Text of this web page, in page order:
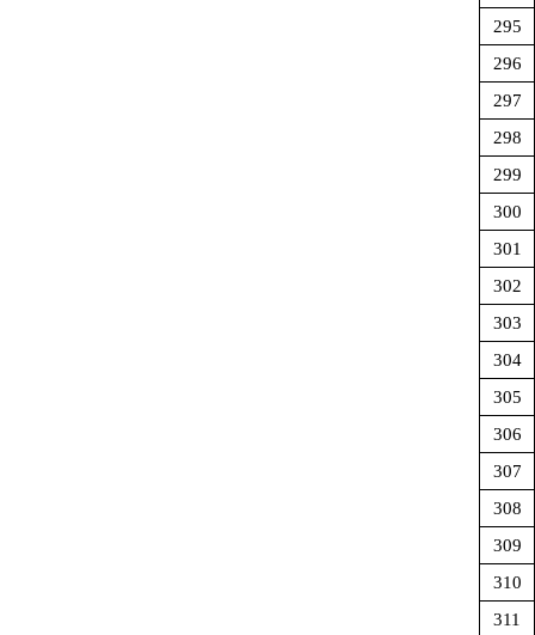
295
296
297
298
299
300
301
302
303
304
305
306
307
308
309
310
311